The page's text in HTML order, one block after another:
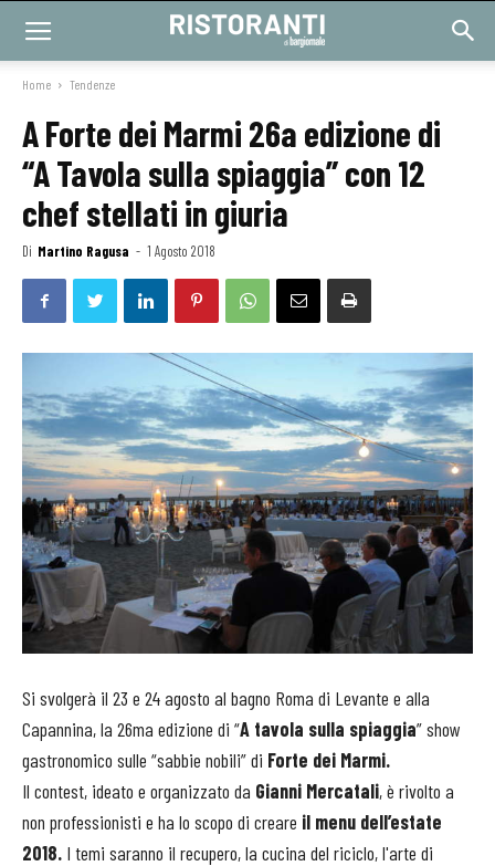
Home Tendenze
A Forte dei Marmi 26a edizione di
“A Tavola sulla spiaggia” con 12
chef stellati in giuria
Di Martino Ragusa - 1 Agosto 2018
Si svolgerà il 23 e 24 agosto al bagno Roma di Levante e alla
Capannina, la 26ma edizione di “A tavola sulla spiaggia” show
gastronomico sulle “sabbie nobili” di Forte dei Marmi.
Il contest, ideato e organizzato da Gianni Mercatali, è rivolto a
non professionisti e ha lo scopo di creare il menu dell’estate
2018. I temi saranno il recupero, la cucina del riciclo, l'arte di